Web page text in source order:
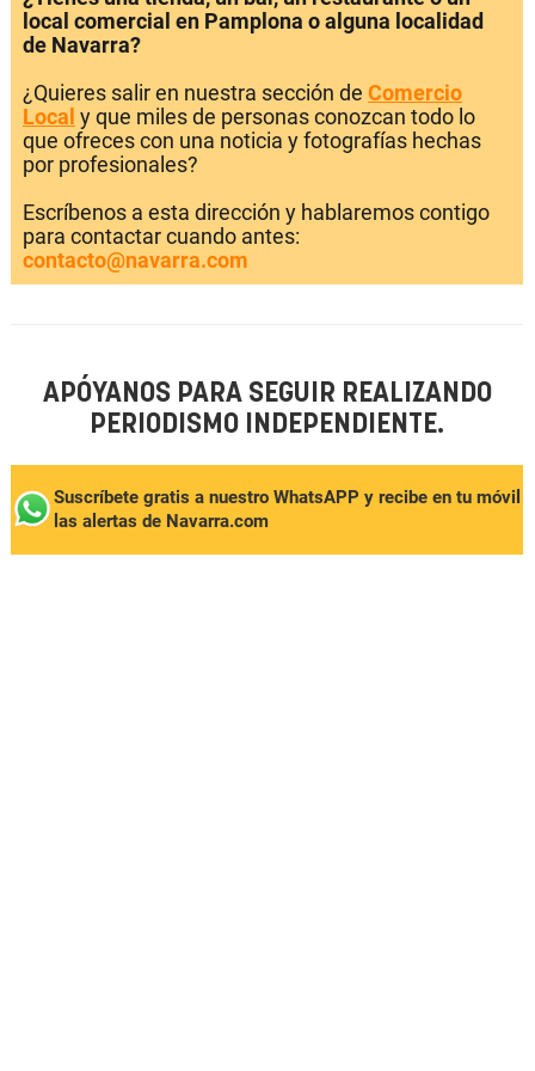
local comercial en Pamplona o alguna localidad
de Navarra?
¿Quieres salir en nuestra sección de Comercio
Local y que miles de personas conozcan todo lo
que ofreces con una noticia y fotografías hechas
por profesionales?
Escríbenos a esta dirección y hablaremos contigo
para contactar cuando antes:
contacto@navarra.com
APÓYANOS PARA SEGUIR REALIZANDO
PERIODISMO INDEPENDIENTE.
Suscríbete gratis a nuestro WhatsAPP y recibe en tu móvil
las alertas de Navarra.com